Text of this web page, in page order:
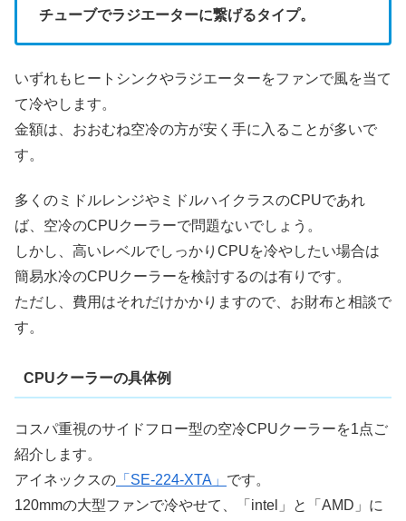
チューブでラジエーターに繋げるタイプ。
いずれもヒートシンクやラジエーターをファンで風を当て
て冷やします。
金額は、おおむね空冷の方が安く手に入ることが多いで
す。
多くのミドルレンジやミドルハイクラスのCPUであれ
ば、空冷のCPUクーラーで問題ないでしょう。
しかし、高いレベルでしっかりCPUを冷やしたい場合は
簡易水冷のCPUクーラーを検討するのは有りです。
ただし、費用はそれだけかかりますので、お財布と相談で
す。
CPUクーラーの具体例
コスパ重視のサイドフロー型の空冷CPUクーラーを1点ご
紹介します。
アイネックスの 「SE-224-XTA」 です。
120mmの大型ファンで冷やせて、「intel」と「AMD」に